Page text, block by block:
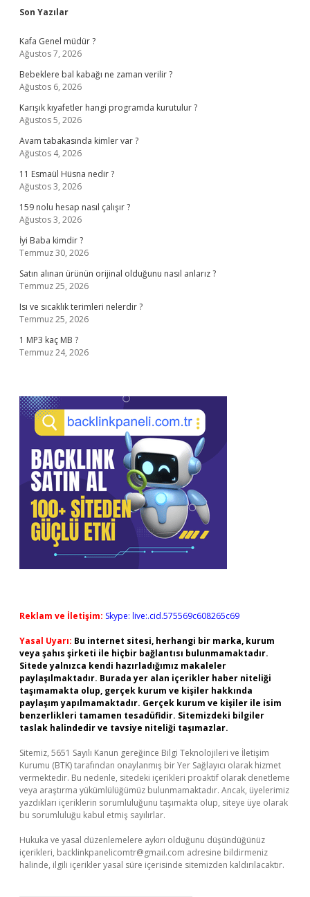
Sidebar
Son Yazılar
Kafa Genel müdür ?
Ağustos 7, 2026
Bebeklere bal kabağı ne zaman verilir ?
Ağustos 6, 2026
Karışık kıyafetler hangi programda kurutulur ?
Ağustos 5, 2026
Avam tabakasında kimler var ?
Ağustos 4, 2026
11 Esmaül Hüsna nedir ?
Ağustos 3, 2026
159 nolu hesap nasıl çalışır ?
Ağustos 3, 2026
İyi Baba kimdir ?
Temmuz 30, 2026
Satın alınan ürünün orijinal olduğunu nasıl anlarız ?
Temmuz 25, 2026
Isı ve sıcaklık terimleri nelerdir ?
Temmuz 25, 2026
1 MP3 kaç MB ?
Temmuz 24, 2026
Reklam ve İletişim: Skype: live:.cid.575569c608265c69
Yasal Uyarı: Bu internet sitesi, herhangi bir marka, kurum
veya şahıs şirketi ile hiçbir bağlantısı bulunmamaktadır.
Sitede yalnızca kendi hazırladığımız makaleler
paylaşılmaktadır. Burada yer alan içerikler haber niteliği
taşımamakta olup, gerçek kurum ve kişiler hakkında
paylaşım yapılmamaktadır. Gerçek kurum ve kişiler ile isim
benzerlikleri tamamen tesadüfidir. Sitemizdeki bilgiler
taslak halindedir ve tavsiye niteliği taşımazlar.
Sitemiz, 5651 Sayılı Kanun gereğince Bilgi Teknolojileri ve İletişim
Kurumu (BTK) tarafından onaylanmış bir Yer Sağlayıcı olarak hizmet
vermektedir. Bu nedenle, sitedeki içerikleri proaktif olarak denetleme
veya araştırma yükümlülüğümüz bulunmamaktadır. Ancak, üyelerimiz
yazdıkları içeriklerin sorumluluğunu taşımakta olup, siteye üye olarak
bu sorumluluğu kabul etmiş sayılırlar.
Hukuka ve yasal düzenlemelere aykırı olduğunu düşündüğünüz
içerikleri, backlinkpanelicomtr@gmail.com adresine bildirmeniz
halinde, ilgili içerikler yasal süre içerisinde sitemizden kaldırılacaktır.